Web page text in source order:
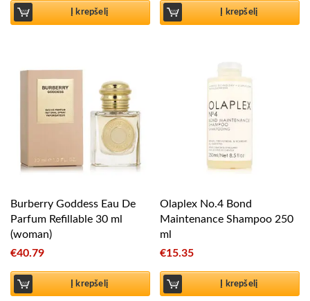
Į krepšelį Į krepšelį
Burberry Goddess Eau De
Parfum Refillable 30 ml
(woman)
€40.79
Į krepšelį
Olaplex No.4 Bond
Maintenance Shampoo 250
ml
€15.35
Į krepšelį